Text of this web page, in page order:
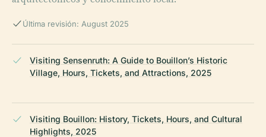
Última revisión: August 2025
Visiting Sensenruth: A Guide to Bouillon’s Historic
Village, Hours, Tickets, and Attractions, 2025
Visiting Bouillon: History, Tickets, Hours, and Cultural
Highlights, 2025